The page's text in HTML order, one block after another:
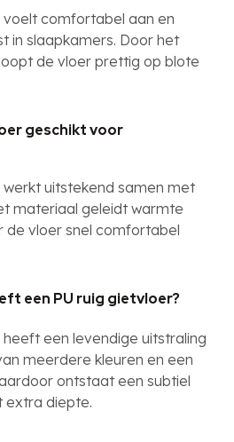
voelt comfortabel aan en
in slaapkamers. Door het
de vloer prettig op blote
geschikt voor
werkt uitstekend samen met
materiaal geleidt warmte
de vloer snel comfortabel
een PU ruig gietvloer?
een levendige uitstraling
meerdere kleuren en een
ontstaat een subtiel
extra diepte.